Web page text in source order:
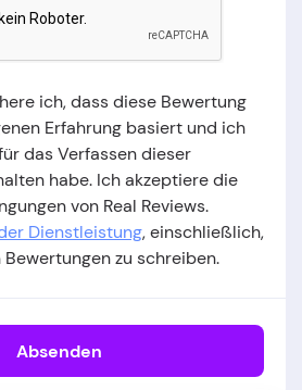
ich, dass diese Bewertung
Erfahrung basiert und ich
das Verfassen dieser
habe. Ich akzeptiere die
von Real Reviews.
Dienstleistung, einschließlich,
Bewertungen zu schreiben.
Absenden